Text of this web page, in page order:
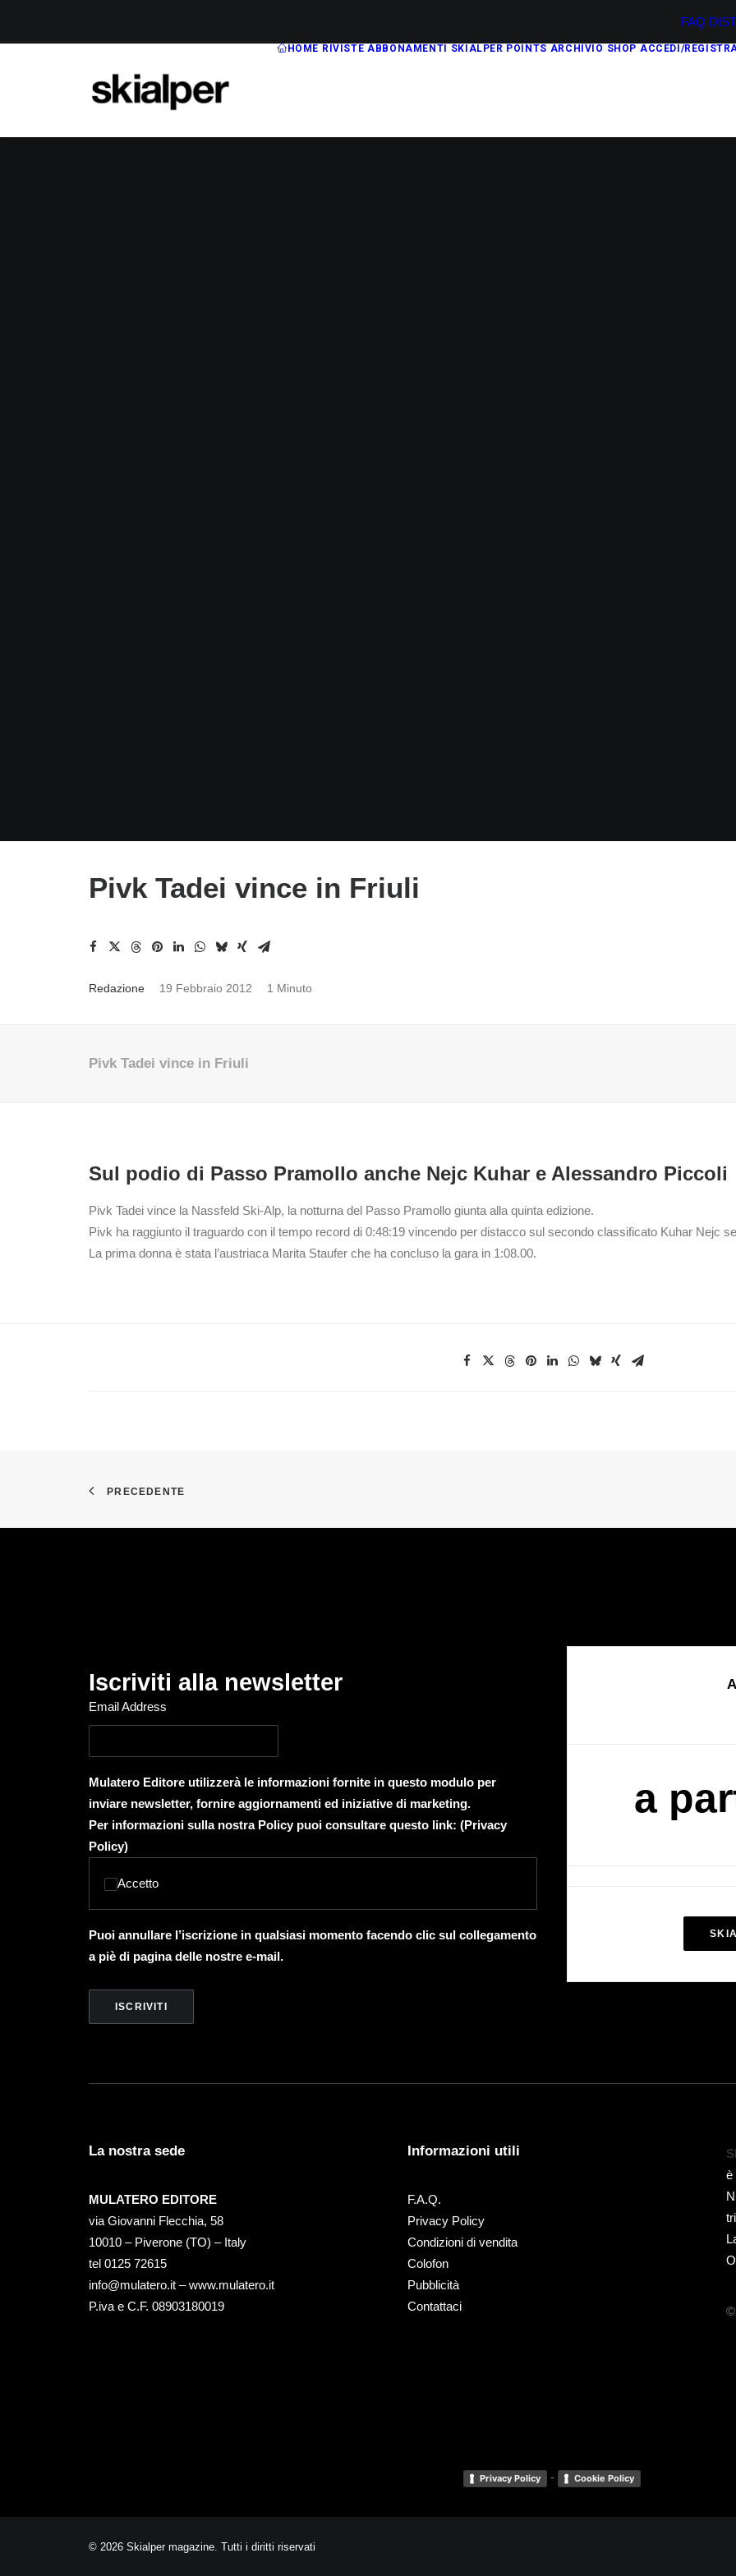
FAQ
HOME RIVISTE ABBONAMENTI SKIALPER POINTS ARCHIVIO SHOP ACCEDI/
Pivk Tadei vince in Friuli
Redazione 19 Febbraio 2012 1 Minuto
Pivk Tadei vince in Friuli
Sul podio di Passo Pramollo anche Nejc Kuhar e Alessandro Piccoli
Pivk Tadei vince la Nassfeld Ski-Alp, la notturna del Passo Pramollo giunta alla quinta edizione.
Pivk ha raggiunto il traguardo con il tempo record di 0:48:19 vincendo per distacco sul secondo classificato Kuhar Nejc
La prima donna è stata l’austriaca Marita Staufer che ha concluso la gara in 1:08.00.
PRECEDENTE
Iscriviti alla newsletter
Email Address
Mulatero Editore utilizzerà le informazioni fornite in questo modulo per
inviare newsletter, fornire aggiornamenti ed iniziative di marketing.
Per informazioni sulla nostra Policy puoi consultare questo link: (Privacy
Policy)
Accetto
Puoi annullare l’iscrizione in qualsiasi momento facendo clic sul collegamento
a piè di pagina delle nostre e-mail.
a
La nostra sede
MULATERO EDITORE
via Giovanni Flecchia, 58
10010 – Piverone (TO) – Italy
tel ‭0125 72615‬
info@mulatero.it –www.mulatero.it
P.iva e C.F. 08903180019
Informazioni utili
F.A.Q.
Privacy Policy
Condizioni di vendita
Colofon
Pubblicità
Contattaci
è
©
Privacy Policy - Cookie Policy
© 2026 Skialper magazine. Tutti i diritti riservati